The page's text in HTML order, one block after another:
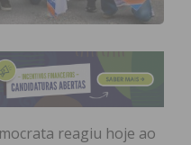
reagiu hoje ao